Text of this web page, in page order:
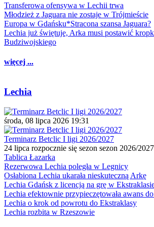
Transferowa ofensywa w Lechii trwa
Młodzież z Jaguara nie zostaje w Trójmieście
Europa w Gdańsku*Stracona szansa Jaguara?
Lechia już świętuje, Arka musi postawić
Budziwojskiego
więcej ...
Lechia
środa, 08 lipca 2026 19:31
Terminarz Betclic I ligi 2026/2027
24 lipca rozpocznie się sezon sezon 2026/
Tablica Łazarka
Rezerwowa Lechia poległa w Legnicy
Osłabiona Lechia ukarała nieskuteczną Arkę
Lechia Gdańsk z licencją na grę w
Lechia efektownie przypieczętowała awans
Lechia o krok od powrotu do Ekstraklasy
Lechia rozbita w Rzeszowie